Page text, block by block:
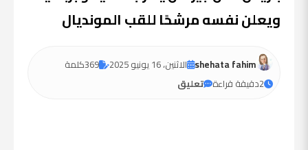
ويعلن نفسه مرشحًا للقب المونديال
shehata fahim الاثنين، 16 يونيو 2025 369كلمة
2دقيقة قراءة تعليق